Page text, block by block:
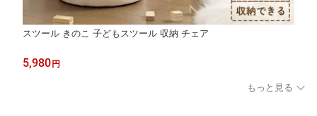
スツール きのこ 子どもスツール 収納 チェア
5,980 円
もっと見る